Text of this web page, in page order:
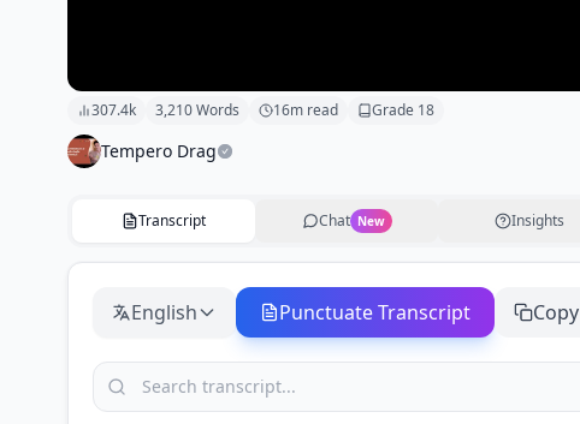
307.4k 3,210Words 16m read Grade 18
Tempero Drag
Transcript Chat New Insights
English Punctuate Transcript Copy